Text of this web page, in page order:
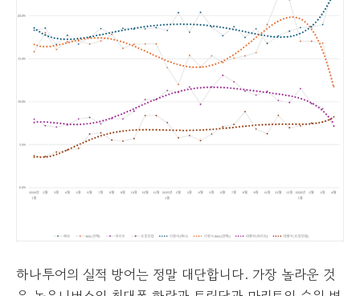
하나투어의 실적 방어는 정말 대단합니다. 가장 놀라운 것